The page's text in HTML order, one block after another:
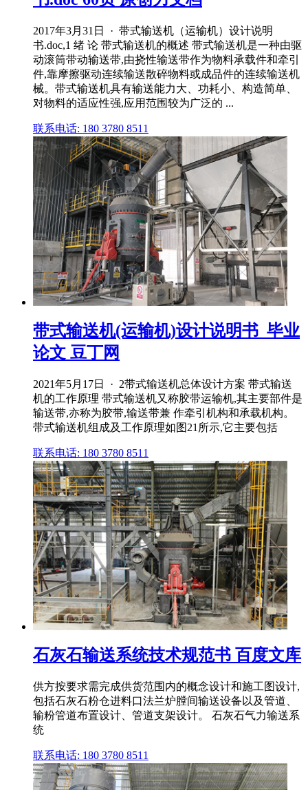
2017年3月31日 · 带式输送机（运输机）设计说明
书.doc,1 绪 论 带式输送机的概述 带式输送机是一种由驱
动滚筒带动输送带,由挠性输送带作为物料承载件和牵引
件,靠摩擦驱动连续输送散碎物料或成品件的连续输送机
械。带式输送机具有输送能力大、功耗小、构造简单、
对物料的适应性强,应用范围较为广泛的 ...
联系电话: 180 3780 8511
带式输送机(运输机)设计说明书_毕业
论文 豆丁网
2021年5月17日 · 2带式输送机总体设计方案 带式输送
机的工作原理 带式输送机又称胶带运输机,其主要部件是
输送带,亦称为胶带,输送带兼 作牵引机构和承载机构。
带式输送机组成及工作原理如图21所示,它主要包括
联系电话: 180 3780 8511
石灰石输送系统技术规范书 百度文库
供方按要求需完成供货范围内的概念设计和施工图设计,
包括石灰石粉仓进料口法兰炉膛间输送设备以及管道、
输粉管道布置设计、管道支架设计。 石灰石气力输送系
统
联系电话: 180 3780 8511